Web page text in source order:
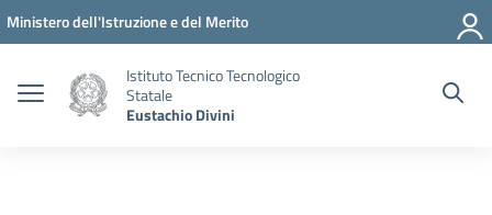
Vai ai contenuti
Vai al menu di navigazione
Vai al footer
Ministero dell'Istruzione e del Merito
Istituto Tecnico Tecnologico
Statale
Eustachio Divini